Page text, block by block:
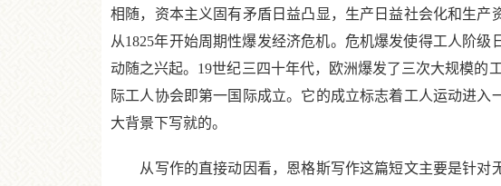
相随，资本主义固有矛盾日益凸显，生产日益社会化和生
从1825年开始周期性爆发经济危机。危机爆发使得工人阶
动随之兴起。19世纪三四十年代，欧洲爆发了三次大规模的
际工人协会即第一国际成立。它的成立标志着工人运动进
大背景下写就的。
从写作的直接动因看，恩格斯写作这篇短文主要是针对